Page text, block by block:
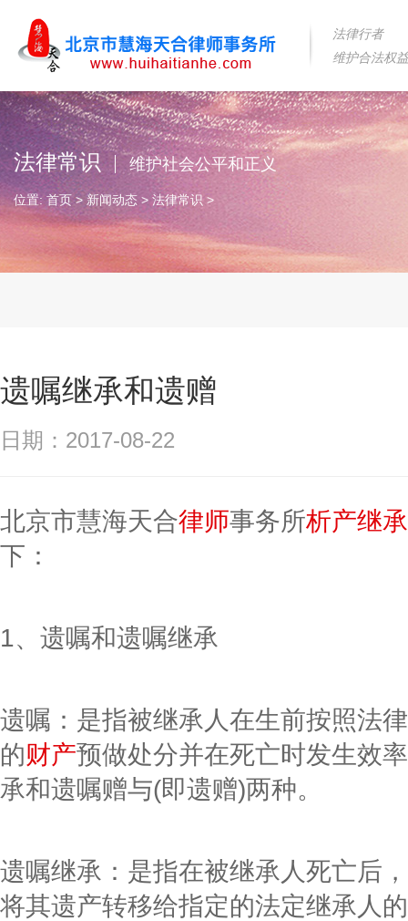
法律行者
维护合法权益
法律常识 维护社会公平和正义
位置: 首页> 新闻动态 >法律常识 >
遗嘱继承和遗赠
日期：2017-08-22
北京市慧海天合律师事务所析产继承
下：
1、遗嘱和遗嘱继承
遗嘱：是指被继承人在生前按照法
的财产预做处分并在死亡时发生效
承和遗嘱赠与(即遗赠)两种。
遗嘱继承：是指在被继承人死亡后
将其遗产转移给指定的法定继承人